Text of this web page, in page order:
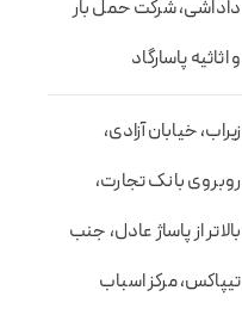
داداشی، شرکت حمل بار
و اثاثیه پاسارگاد
زیراب، خیابان آزادی،
روبروی بانک تجارت،
بالاتر از پاساژ عادل، جنب
تیپاکس، مرکز اسباب